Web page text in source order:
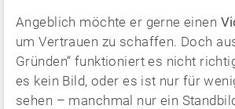
Angeblich möchte er gerne einen
um Vertrauen zu schaffen. Doch
Gründen“ funktioniert es nicht
es kein Bild, oder es ist nur für
sehen – manchmal nur ein